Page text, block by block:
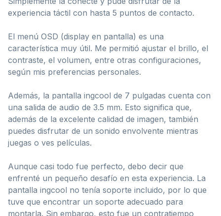
experiencia táctil con hasta 5 puntos de contacto.
El menú OSD (display en pantalla) es una
característica muy útil. Me permitió ajustar el brillo, el
contraste, el volumen, entre otras configuraciones,
según mis preferencias personales.
Además, la pantalla ingcool de 7 pulgadas cuenta con
una salida de audio de 3.5 mm. Esto significa que,
además de la excelente calidad de imagen, también
puedes disfrutar de un sonido envolvente mientras
juegas o ves películas.
Aunque casi todo fue perfecto, debo decir que
enfrenté un pequeño desafío en esta experiencia. La
pantalla ingcool no tenía soporte incluido, por lo que
tuve que encontrar un soporte adecuado para
montarla. Sin embargo, esto fue un contratiempo